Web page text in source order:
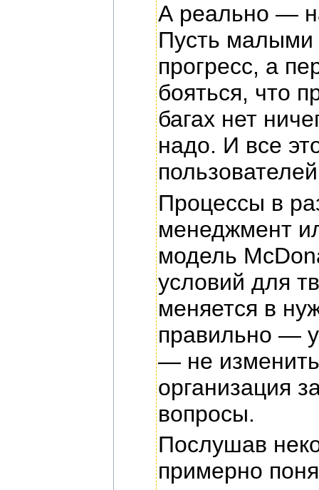
А реально —
Пусть малыми
прогресс, а
бояться, что
багах нет
надо. И все
Процессы в
менеджмент
модель
условий для
меняется в
правильно —
— не
организация
вопросы.
Послушав
примерно